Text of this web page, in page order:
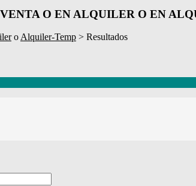
O EN ALQUILER O EN
oAlquiler-Temp > Resultados